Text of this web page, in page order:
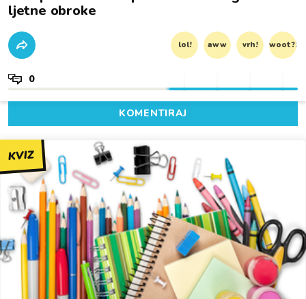
ljetne obroke
lol! aww vrh! woot?!
0
KOMENTIRAJ
KVIZ